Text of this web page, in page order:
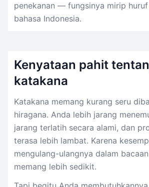
penekanan — fungsinya mirip
bahasa Indonesia.
Kenyataan pahit
katakana
Katakana memang kurang seru
hiragana. Anda lebih jarang
jarang terlatih secara alami, dan
terasa lebih lambat. Karena
mengulang-ulangnya dalam
memang lebih sedikit.